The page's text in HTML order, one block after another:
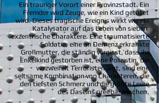
Ein trauriger Vorort einer Provinzstadt. Ein
Fremder wird Zeuge, wie ein Kind getötet
wird. Dieses tragische Ereignis wirkt wie ein
Katalysator auf das Leben von sieben
exzentrische Charaktere. Eine traumatisierte
Soldatin, eine an Demenz erkrankte
Großmutter, die ständig vergisst, dass ihr
Enkelkind gestorben ist, eine Polizistin, die
verzweifelt Terroristen jagt, sind eine
seltsame Kombination von Charakteren, die
den tiefsten Schmerz und die größte Leere
des Daseins greifbar machen.